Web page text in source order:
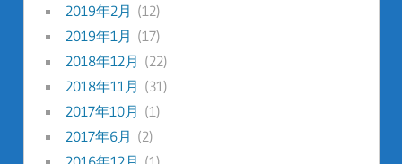
2019年2月 (12)
2019年1月 (17)
2018年12月 (22)
2018年11月 (31)
2017年10月 (1)
2017年6月 (2)